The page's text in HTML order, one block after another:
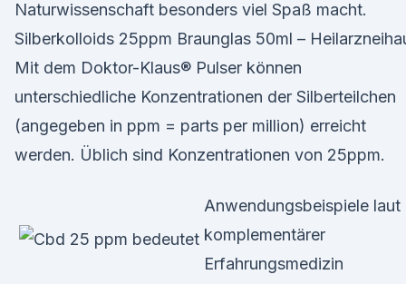
Naturwissenschaft besonders viel Spaß macht.
Silberkolloids 25ppm Braunglas 50ml –
Mit dem Doktor-Klaus® Pulser können
unterschiedliche Konzentrationen der Silberteilchen
(angegeben in ppm = parts per million) erreicht
werden. Üblich sind Konzentrationen von 25ppm.
Anwendungsbeispiele laut
komplementärer
Erfahrungsmedizin